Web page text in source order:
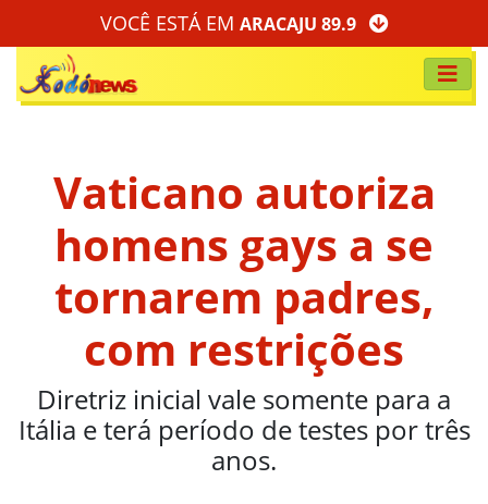
VOCÊ ESTÁ EM ARACAJU 89.9
Vaticano autoriza
homens gays a se
tornarem padres,
com restrições
Diretriz inicial vale somente para a
Itália e terá período de testes por três
anos.